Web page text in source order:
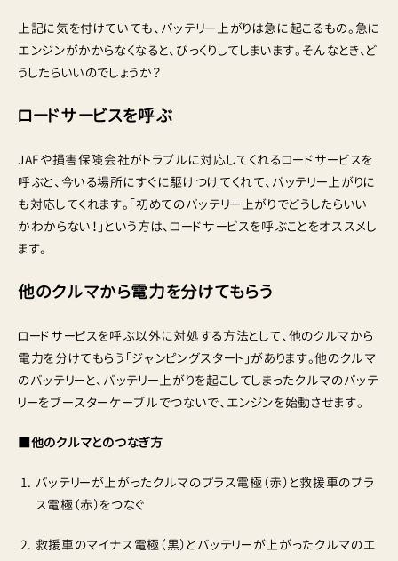
上記に気を付けていても、バッテリー上がりは急に起こるもの。急に
エンジンがかからなくなると、びっくりしてしまいます。そんなとき、ど
うしたらいいのでしょうか？
ロードサービスを呼ぶ
JAFや損害保険会社がトラブルに対応してくれるロードサービスを
呼ぶと、今いる場所にすぐに駆けつけてくれて、バッテリー上がりに
も対応してくれます。「初めてのバッテリー上がりでどうしたらいい
かわからない！」という方は、ロードサービスを呼ぶことをオススメし
ます。
他のクルマから電力を分けてもらう
ロードサービスを呼ぶ以外に対処する方法として、他のクルマから
電力を分けてもらう「ジャンピングスタート」があります。他のクルマ
のバッテリーと、バッテリー上がりを起こしてしまったクルマのバッテ
リーをブースターケーブルでつないで、エンジンを始動させます。
■他のクルマとのつなぎ方
バッテリーが上がったクルマのプラス電極（赤）と救援車のプラ
ス電極（赤）をつなぐ
救援車のマイナス電極（黒）とバッテリーが上がったクルマのエ